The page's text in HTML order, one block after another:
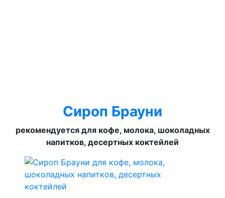
Сироп Брауни
рекомендуется для кофе, молока, шоколадных
напитков, десертных коктейлей